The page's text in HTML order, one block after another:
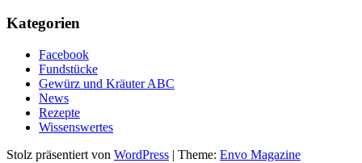
Kategorien
Facebook
Fundstücke
Gewürz und Kräuter ABC
News
Rezepte
Wissenswertes
Stolz präsentiert von WordPress | Theme: Envo Magazine